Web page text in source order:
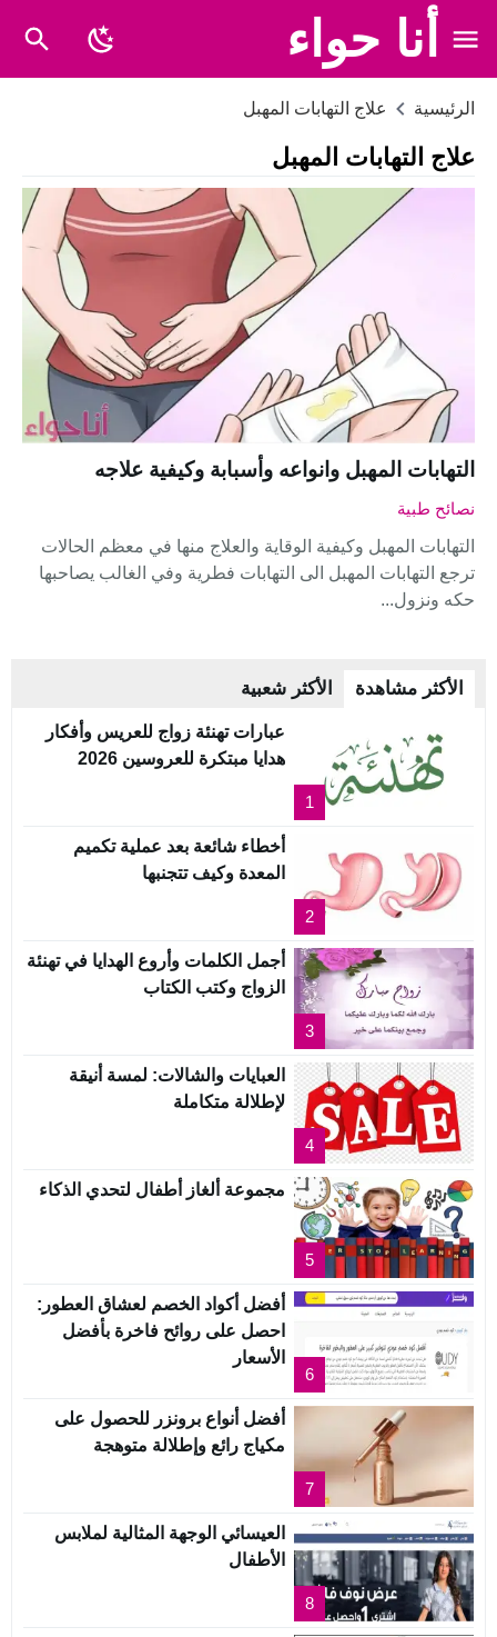
أنا حواء
الرئيسية علاج التهابات المهبل
علاج التهابات المهبل
التهابات المهبل وانواعه وأسبابة وكيفية علاجه
نصائح طبية
التهابات المهبل وكيفية الوقاية والعلاج منها في معظم الحالات
ترجع التهابات المهبل الى التهابات فطرية وفي الغالب يصاحبها
حكه ونزول...
الأكثر مشاهدة الأكثر شعبية
1
عبارات تهنئة زواج للعريس وأفكار
هدايا مبتكرة للعروسين 2026
2
أخطاء شائعة بعد عملية تكميم
المعدة وكيف تتجنبها
3
أجمل الكلمات وأروع الهدايا في تهنئة
الزواج وكتب الكتاب
4
العبايات والشالات: لمسة أنيقة
لإطلالة متكاملة
5
مجموعة ألغاز أطفال لتحدي الذكاء
6
أفضل أكواد الخصم لعشاق العطور:
احصل على روائح فاخرة بأفضل
الأسعار
7
أفضل أنواع برونزر للحصول على
مكياج رائع وإطلالة متوهجة
8
العيسائي الوجهة المثالية لملابس
الأطفال